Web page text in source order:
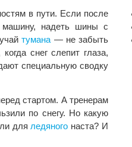
в пути. Если после
машину, надеть шины с
тумана — не забыть
снег слепит глаза,
специальную сводку
стартом. А тренерам
по снегу. Но какую
для ледяного наста? И